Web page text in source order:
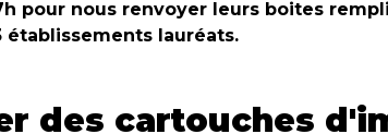
pour nous renvoyer leurs boites
lauréats.
des cartouches